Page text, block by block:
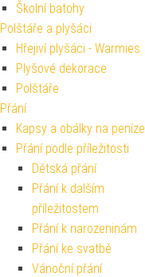
Školní batohy
Polštáře a plyšáci
Hřejiví plyšáci - Warmies
Plyšové dekorace
Polštáře
Přání
Kapsy a obálky na peníze
Přání podle příležitosti
Dětská přání
Přání k dalším
příležitostem
Přání k narozeninám
Přání ke svatbě
Vánoční přání